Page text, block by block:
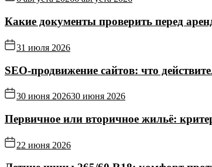
Какие документы проверить перед
31 июля 2026
SEO-продвижение сайтов: что
30 июня 202630 июня 2026
Первичное или вторичное жильё:
22 июня 2026